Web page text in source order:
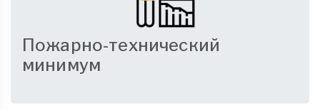
Пожарно-технический
минимум